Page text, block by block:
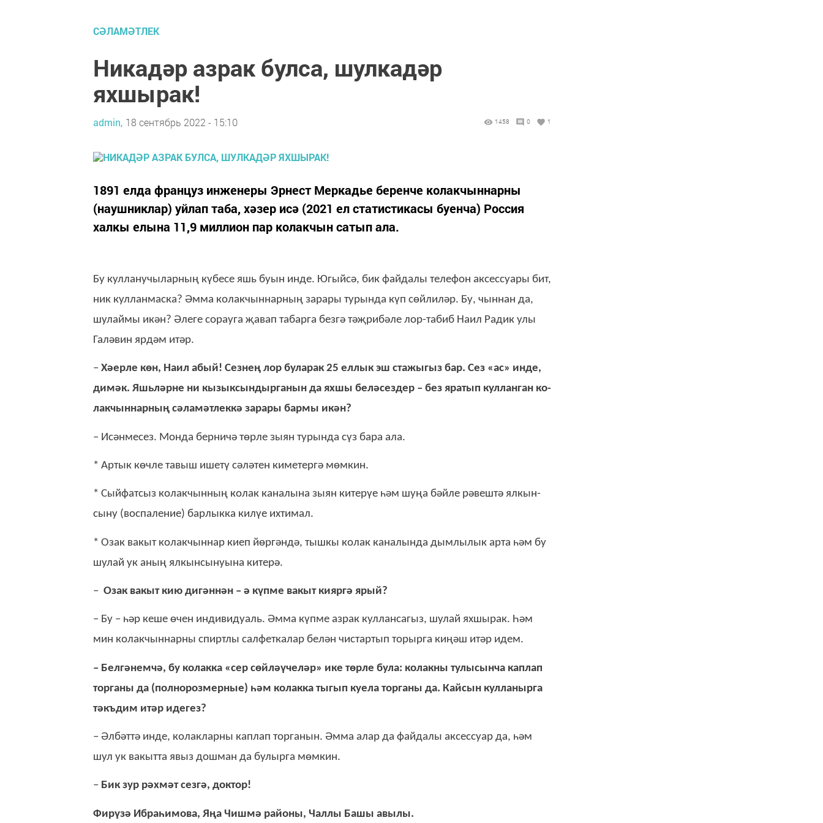
СӘЛАМӘТЛЕК
Никадәр азрак булса, шулкадәр
яхшырак!
admin, 18 сентябрь 2022 - 15:10 1458 0 1
1891 ел­да фран­цуз ин­же­не­ры Эр­нест Мер­кадье бе­рен­че ко­лак­чын­нар­ны
(науш­ник­лар) уй­лап та­ба, хә­зер исә (2021 ел ста­тис­ти­ка­сы бу­ен­ча) Рос­сия
хал­кы елы­на 11,9 мил­ли­он пар ко­лак­чын са­тып ала.
Бу кул­ла­ну­чы­лар­ның кү­бе­се яшь бу­ын ин­де. Югый­сә, бик фай­да­лы те­ле­фон ак­сес­су­а­ры бит,
ник кул­лан­мас­ка? Әм­ма­ ко­лак­чын­нар­ның за­ра­ры ту­рын­да күп сөй­ли­ләр. Бу, чын­нан да,
шу­лай­мы икән? Әле­ге со­рау­га җа­вап та­бар­га без­гә тәҗрибәле лор-та­би­б На­ил Ра­дик улы
Га­лә­вин яр­дәм итәр.
– Хә­ер­ле көн, На­ил абый! Сез­нең лор бу­ла­рак 25 ел­лык эш ста­жы­гыз бар. Сез «ас» ин­де,
ди­мәк. Яшь­ләр­не ни кы­зык­сын­дыр­га­нын да ях­шы бе­лә­сез­дер – без яра­тып кул­лан­ган ко­
лак­чын­нар­ның сә­ла­мәт­лек­кә за­ра­ры бар­мы икән?
– Исән­ме­сез. Мон­да бер­ни­чә төрле зы­ян ту­рын­да сүз ба­ра ала.
* Ар­тык көч­ле та­выш ише­тү сә­лә­тен ки­ме­тер­гә мөм­кин.
* Сый­фат­сыз ко­лак­чын­ның ко­лак ка­на­лы­на зы­ян ки­те­рүе һәм шу­ңа бәй­ле рә­веш­тә ял­кын­
сы­ну (вос­па­ле­ни­е) бар­лык­ка ки­лүе их­ти­мал.
* Озак ва­кыт ко­лак­чын­нар ки­еп йөр­гән­дә, тыш­кы ко­лак ка­на­лын­да дым­лы­лык ар­та һәм бу
шу­лай ук аның ял­кын­сы­ну­ы­на ки­те­рә.
– Озак ва­кыт кию ди­гән­нән – ә күп­ме ва­кыт ки­яр­гә ярый?
– Бу – һәр ке­ше өчен ин­ди­ви­ду­аль. Әм­ма күп­ме аз­рак кул­лан­са­гыз, шу­лай ях­шы­рак. Һәм
мин ко­лак­чын­нар­ны спирт­лы сал­фет­ка­лар бе­лән чис­тар­тып то­рыр­га ки­ңәш итәр идем.
– Бел­гә­нем­чә, бу ко­лак­ка «сер сөй­ләү­че­ләр» ике төр­ле бу­ла: ко­лак­ны ту­лы­сын­ча кап­лап
тор­га­ны да (пол­но­роз­мер­ны­е) һәм ко­лак­ка ты­гы­п куела тор­га­ны да. Кай­сын кул­ла­ныр­га
тәкъ­дим итәр иде­гез?
– Әл­бәт­тә ин­де, ко­лак­лар­ны кап­лап тор­га­нын. Әм­ма алар да фай­да­лы ак­сес­су­ар да, һәм
шул ук ва­кыт­та явыз дош­ман да бу­лыр­га мөм­кин.
– Бик зур рәх­мәт сез­гә, док­тор!
Фи­рү­зә Иб­ра­һи­мо­ва, Яңа Чиш­мә ра­йо­ны, Чал­лы Ба­шы авы­лы.